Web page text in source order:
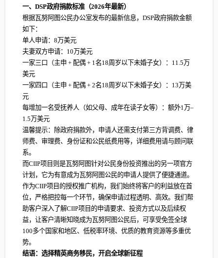
一、DSP政府捐款标准（2026年最新）‌
根据瓦努阿图公民办公室发布的最新信息，‌DSP政府捐款金额‌
如下：
‌单人申请‌：‌8万美元‌
‌夫妻双方申请‌：‌10万美元‌
‌一家三口‌（主申 + 配偶 + 1名18周岁以下未婚子女）：‌11.5万
美元‌
‌一家四口‌（主申 + 配偶 + 2名18周岁以下未婚子女）：‌13万美
元‌
‌每增加一名受抚养人‌（如父母、成年在读子女等）：‌额外1万–
1.5万美元‌
温馨提示：除政府捐款外，申请人还需支付第三方背调费、律
师费、审理费、身份证和公民纸费用等，详细费用请与顾问联
系。‌
而CIIP项目则是瓦努阿图针对公民身份投资推出的另一项官方
计划，它为有意成为瓦努阿图公民的申请人提供了便捷通道。
作为CIIP项目的授权推广机构，我们始终将客户的利益放在首
位，严格把控每一个环节，确保申请过程透明、高效。我们帮
助客户深入了解CIIP项目的申请要求、投资方式以及后续权
益，让客户清晰知晓成为瓦努阿图公民后，可享受免签全球
100多个国家和地区、低税率环境、优质的教育资源等多重优
势。
结语：选择精英商务移民，开启全球新征程